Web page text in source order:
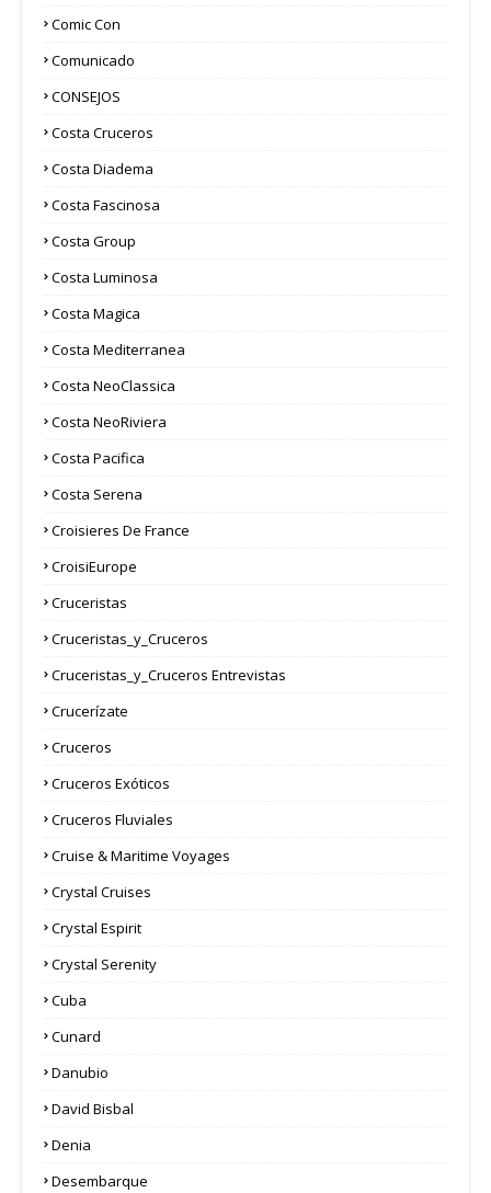
Comic Con
Comunicado
CONSEJOS
Costa Cruceros
Costa Diadema
Costa Fascinosa
Costa Group
Costa Luminosa
Costa Magica
Costa Mediterranea
Costa NeoClassica
Costa NeoRiviera
Costa Pacifica
Costa Serena
Croisieres De France
CroisiEurope
Cruceristas
Cruceristas_y_Cruceros
Cruceristas_y_Cruceros Entrevistas
Crucerízate
Cruceros
Cruceros Exóticos
Cruceros Fluviales
Cruise & Maritime Voyages
Crystal Cruises
Crystal Espirit
Crystal Serenity
Cuba
Cunard
Danubio
David Bisbal
Denia
Desembarque